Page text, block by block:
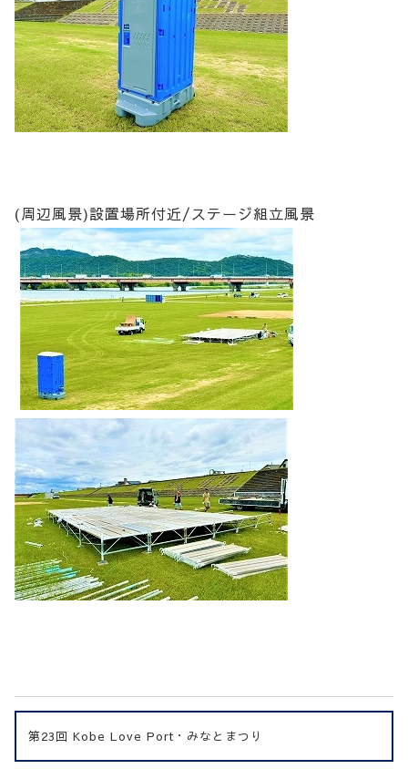
(周辺風景)設置場所付近/ステージ組立風景
第23回 Kobe Love Port・みなとまつり